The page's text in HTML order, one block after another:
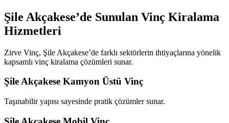
Şile Akçakese’de Sunulan Vinç Kiralama
Hizmetleri
Zirve Vinç, Şile Akçakese’de farklı sektörlerin ihtiyaçlarına yönelik
kapsamlı vinç kiralama çözümleri sunar.
Şile Akçakese Kamyon Üstü Vinç
Taşınabilir yapısı sayesinde pratik çözümler sunar.